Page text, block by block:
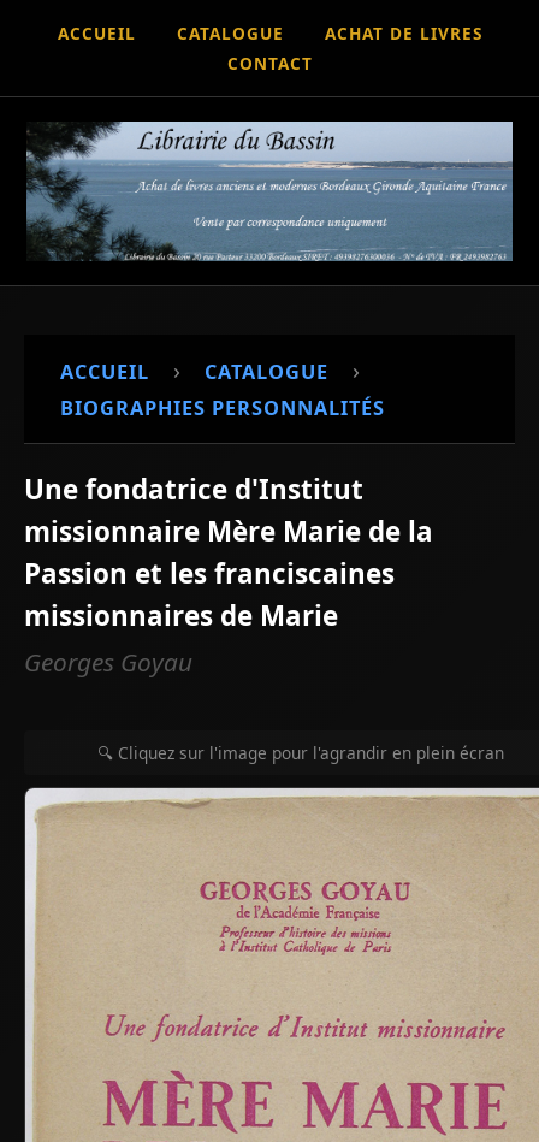
ACCUEIL CATALOGUE
ACHAT DE LIVRES
CONTACT
ACCUEIL › CATALOGUE ›
BIOGRAPHIES PERSONNALITÉS
Une fondatrice d'Institut
missionnaire Mère Marie de la
Passion et les franciscaines
missionnaires de Marie
Georges Goyau
🔍 Cliquez sur l'image pour l'agrandir en plein écran